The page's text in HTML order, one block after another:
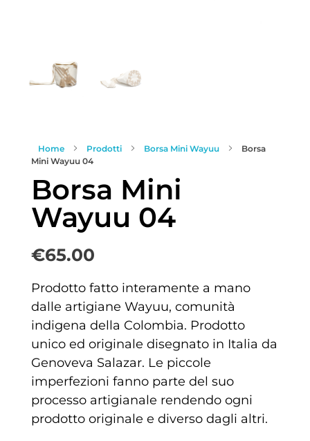
Home Prodotti Borsa Mini Wayuu
Borsa
Mini Wayuu 04
Borsa Mini
Wayuu 04
€65.00
Prodotto fatto interamente a mano
dalle artigiane Wayuu, comunità
indigena della Colombia. Prodotto
unico ed originale disegnato in Italia da
Genoveva Salazar. Le piccole
imperfezioni fanno parte del suo
processo artigianale rendendo ogni
prodotto originale e diverso dagli altri.